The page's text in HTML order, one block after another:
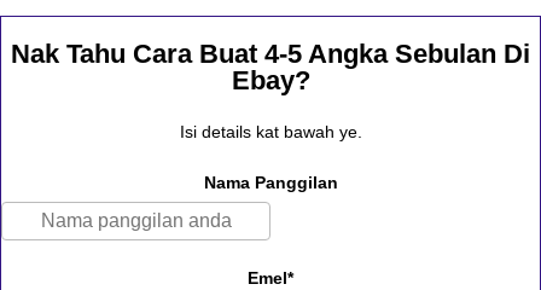
Nak Tahu Cara Buat 4-5 Angka Sebulan Di
Ebay?
Isi details kat bawah ye.
Nama Panggilan
Emel*